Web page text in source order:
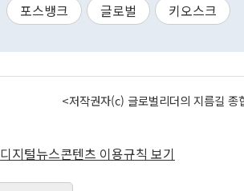
포스뱅크 글로벌 키오스크
<저작권자(c) 글로벌리더의 지름길
디지털뉴스콘텐츠 이용규칙 보기